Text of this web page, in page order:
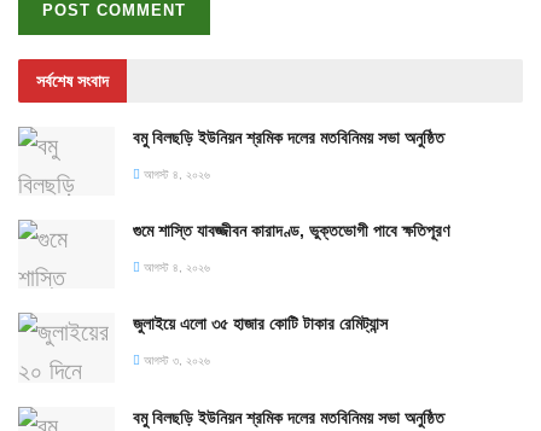
সর্বশেষ সংবাদ
বমু বিলছড়ি ইউনিয়ন শ্রমিক দলের মতবিনিময় সভা অনুষ্ঠিত
আগস্ট ৪, ২০২৬
গুমে শাস্তি যাবজ্জীবন কারাদণ্ড, ভুক্তভোগী পাবে ক্ষতিপূরণ
আগস্ট ৪, ২০২৬
জুলাইয়ে এলো ৩৫ হাজার কোটি টাকার রেমিট্যান্স
আগস্ট ৩, ২০২৬
বমু বিলছড়ি ইউনিয়ন শ্রমিক দলের মতবিনিময় সভা অনুষ্ঠিত